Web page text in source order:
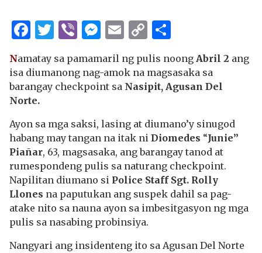
Facebook
Twitter
ViberMessenger
Email
Copy
Link
Namatay sa pamamaril ng pulis noong Abril 2 ang
isa diumanong nag-amok na magsasaka sa
barangay checkpoint sa Nasipit, Agusan Del
Norte.
Ayon sa mga saksi, lasing at diumano’y sinugod
habang may tangan na itak ni Diomedes “Junie”
Piañar, 63, magsasaka, ang barangay tanod at
rumespondeng pulis sa naturang checkpoint.
Napilitan diumano si Police Staff Sgt. Rolly
Llones na paputukan ang suspek dahil sa pag-
atake nito sa nauna ayon sa imbesitgasyon ng mga
pulis sa nasabing probinsiya.
Nangyari ang insidenteng ito sa Agusan Del Norte